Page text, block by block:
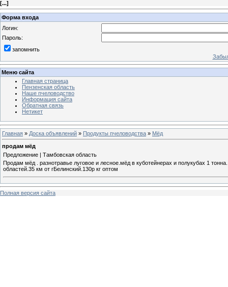
[...]
Форма входа
Логин:
Пароль:
запомнить
Меню сайта
Главная страница
Пензенская область
Наше пчеловодство
Информация сайта
Обратная связь
Нетикет
Главная » Доска объявлений » Продукты пчеловодства » Мёд
продам мёд
Предложение | Тамбовская область
Продам мёд . разнотравье луговое и лесное.мёд в куботейнерах и полукубах 1
областей.35 км от гБелинский.130р кг оптом
Полная версия сайта